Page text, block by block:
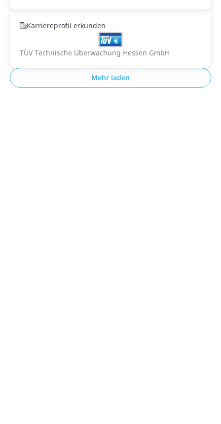
Karriereprofil erkunden
TÜV Technische Überwachung Hessen GmbH
Mehr laden